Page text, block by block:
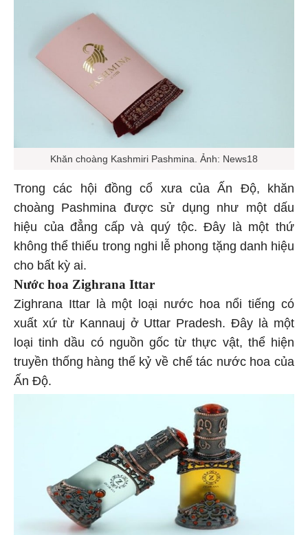
Khăn choàng Kashmiri Pashmina. Ảnh: News18
Trong các hội đồng cổ xưa của Ấn Độ, khăn
choàng Pashmina được sử dụng như một dấu
hiệu của đẳng cấp và quý tộc. Đây là một thứ
không thể thiếu trong nghi lễ phong tặng danh hiệu
cho bất kỳ ai.
Nước hoa Zighrana Ittar
Zighrana Ittar là một loại nước hoa nổi tiếng có
xuất xứ từ Kannauj ở Uttar Pradesh. Đây là một
loại tinh dầu có nguồn gốc từ thực vật, thể hiện
truyền thống hàng thế kỷ về chế tác nước hoa của
Ấn Độ.